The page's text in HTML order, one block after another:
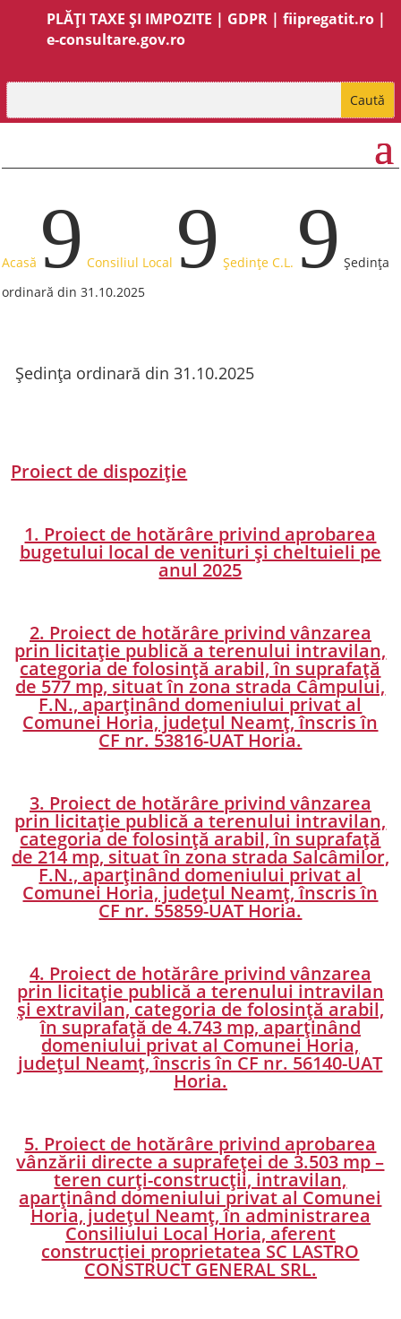
PLĂȚI TAXE ȘI IMPOZITE | GDPR |fiipregatit.ro |
e-consultare.gov.ro
Acasă 9 Consiliul Local 9 Ședințe C.L. 9 Ședința
ordinară din 31.10.2025
Ședința ordinară din 31.10.2025
Proiect de dispoziție
1. Proiect de hotărâre privind aprobarea
bugetului local de venituri și cheltuieli pe
anul 2025
2. Proiect de hotărâre privind vânzarea
prin licitație publică a terenului intravilan,
categoria de folosință arabil, în suprafață
de 577 mp, situat în zona strada Câmpului,
F.N., aparținând domeniului privat al
Comunei Horia, județul Neamț, înscris în
CF nr. 53816-UAT Horia.
3. Proiect de hotărâre privind vânzarea
prin licitație publică a terenului intravilan,
categoria de folosință arabil, în suprafață
de 214 mp, situat în zona strada Salcâmilor,
F.N., aparținând domeniului privat al
Comunei Horia, județul Neamț, înscris în
CF nr. 55859-UAT Horia.
4. Proiect de hotărâre privind vânzarea
prin licitație publică a terenului intravilan
și extravilan, categoria de folosință arabil,
în suprafață de 4.743 mp, aparținând
domeniului privat al Comunei Horia,
județul Neamț, înscris în CF nr. 56140-UAT
Horia.
5. Proiect de hotărâre privind aprobarea
vânzării directe a suprafeței de 3.503 mp –
teren curți-construcții, intravilan,
aparținând domeniului privat al Comunei
Horia, județul Neamț, în administrarea
Consiliului Local Horia, aferent
construcției proprietatea SC LASTRO
CONSTRUCT GENERAL SRL.